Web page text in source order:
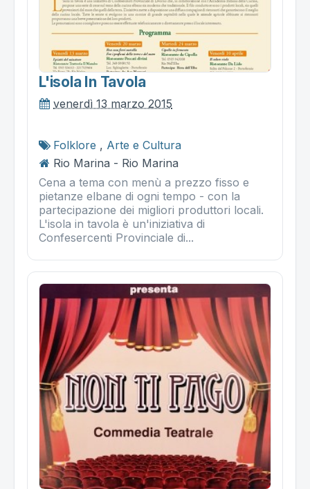
L'isola In Tavola
venerdì 13 marzo 2015
Folklore , Arte e Cultura
Rio Marina - Rio Marina
Cena a tema con menù a prezzo fisso e
pietanze elbane di ogni tempo - con la
partecipazione dei migliori produttori locali.
L'isola in tavola è un'iniziativa di
Confesercenti Provinciale di...